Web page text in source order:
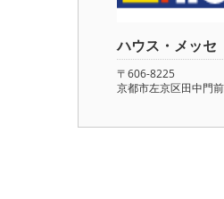
ハウス・メッセ
〒606-8225
京都市左京区田中門